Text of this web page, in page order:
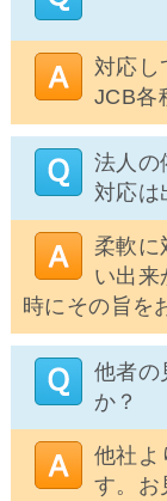
対応し
JCB各
法人の
対応は
柔軟に
い出来
時にその旨を
他者の
か？
他社よ
す。お